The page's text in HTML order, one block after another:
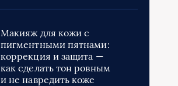
Макияж для кожи с
пигментными пятнами:
коррекция и защита —
как сделать тон ровным
и не навредить коже